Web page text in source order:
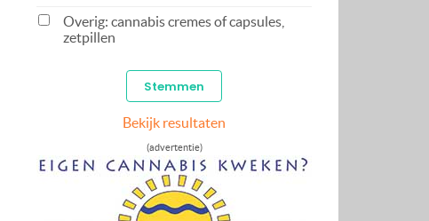
Overig: cannabis cremes of capsules,
zetpillen
Bekijk resultaten
(advertentie)